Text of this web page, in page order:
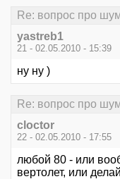
Re: вопрос про
yastreb1
21 - 02.05.2010 - 15:39
ну ну )
Re: вопрос про
cloctor
22 - 02.05.2010 - 17:55
любой 80 - или
вертолет, или